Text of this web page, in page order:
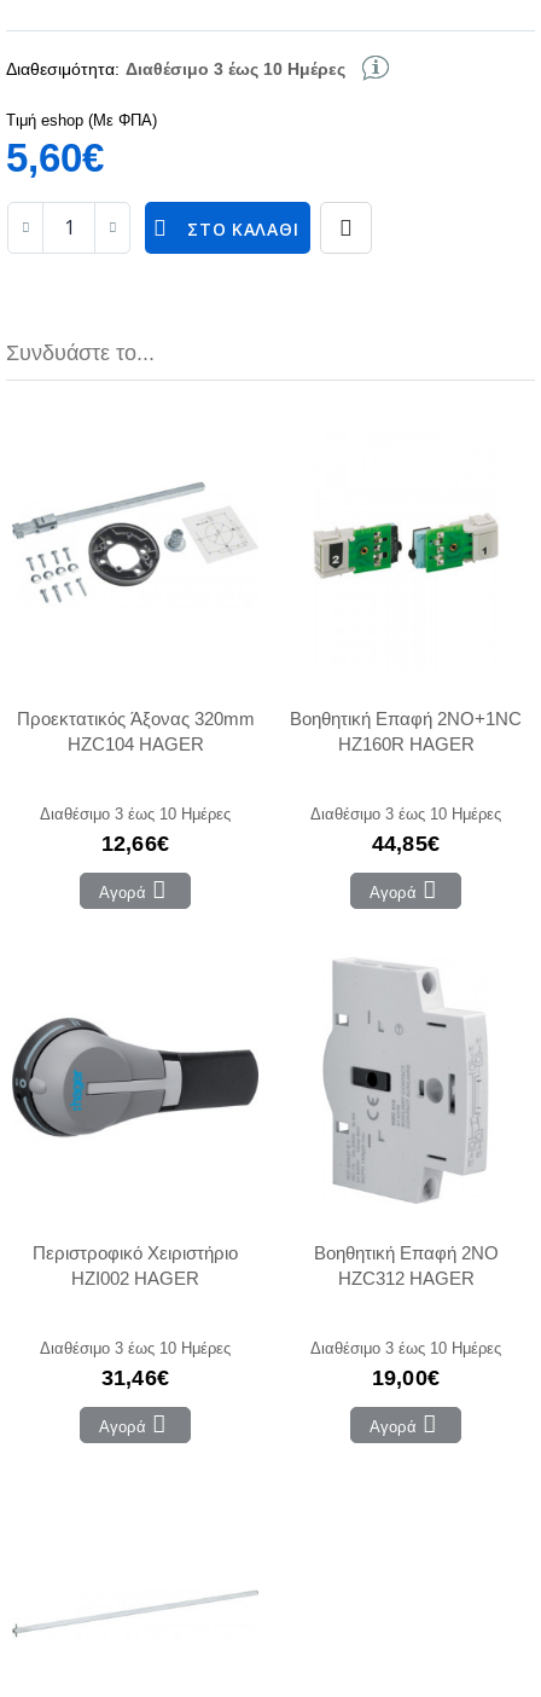
Διαθεσιμότητα: Διαθέσιμο 3 έως 10 Ημέρες
Τιμή eshop (Με ΦΠΑ)
5,60€
ΣΤΟ ΚΑΛΆΘΙ
Συνδυάστε το...
Προεκτατικός Άξονας 320mm
HZC104 HAGER
Διαθέσιμο 3 έως 10 Ημέρες
12,66€
Αγορά
Βοηθητική Επαφή 2NO+1NC
HZ160R HAGER
Διαθέσιμο 3 έως 10 Ημέρες
44,85€
Αγορά
Περιστροφικό Χειριστήριο
HZI002 HAGER
Διαθέσιμο 3 έως 10 Ημέρες
31,46€
Αγορά
Βοηθητική Επαφή 2NO
HZC312 HAGER
Διαθέσιμο 3 έως 10 Ημέρες
19,00€
Αγορά